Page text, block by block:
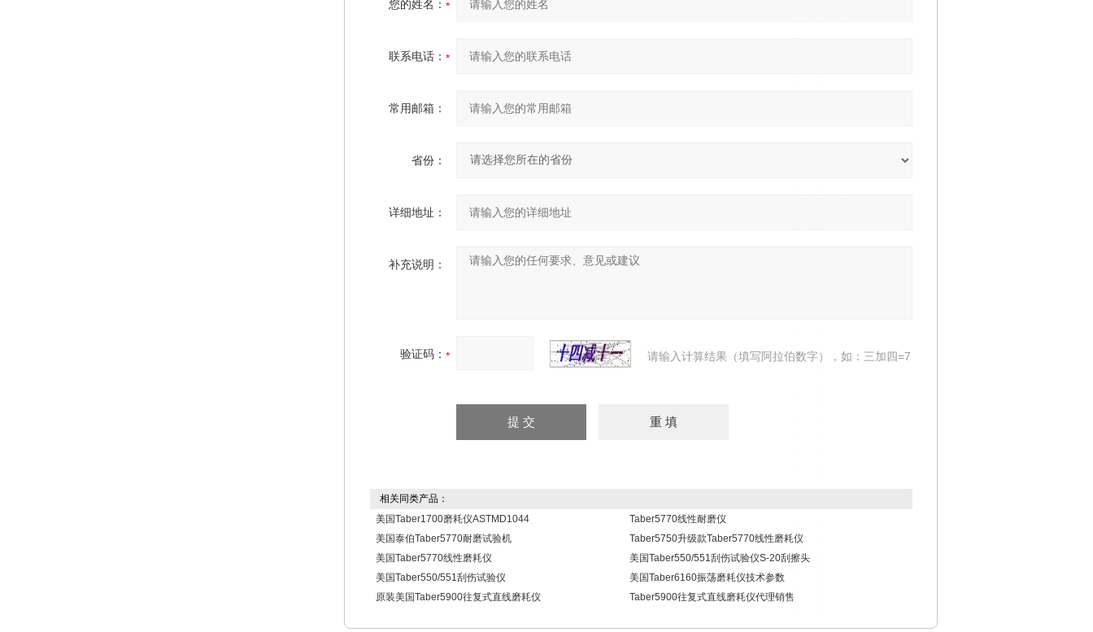
您的姓名：
联系电话：
常用邮箱：
省份：
详细地址：
补充说明：
验证码： 请输入计算结果（填写阿拉伯数字），如：三加四=7
相关同类产品：
美国Taber1700磨耗仪ASTMD1044
Taber5770线性耐磨仪
美国泰伯Taber5770耐磨试验机
Taber5750升级款Taber5770线性磨耗仪
美国Taber5770线性磨耗仪
美国Taber550/551刮伤试验仪S-20刮擦头
美国Taber550/551刮伤试验仪
美国Taber6160振荡磨耗仪技术参数
原装美国Taber5900往复式直线磨耗仪
Taber5900往复式直线磨耗仪代理销售